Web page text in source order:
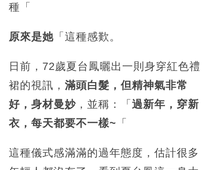
種「
原來是她「這種感歎。
日前，72歲夏台鳳曬出一則身穿紅色禮
裙的視訊， 滿頭白髮，但精神氣非常
好，身材曼妙，並稱：「 過新年，穿新
衣，每天都要不一樣~ 「
這種儀式感滿滿的過年態度，估計很多